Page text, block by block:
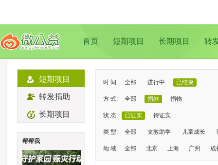
首页 短期项目 长期项目 转
短期项目
转发捐助
长期项目
帮帮我
时 间: 全部 进行中 已结束
方 式: 全部 捐款 捐物
状 态: 已证实 待证实
类 型: 全部 支教助学 儿童成长
地 域: 全部 北京 上海 广州 成